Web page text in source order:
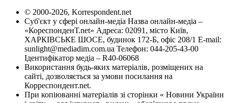
© 2000-2026, Korrespondent.net
Суб'єкт у сфері онлайн-медіа Назва онлайн-медіа –
«КореспонденТ.net» Адреса: 02091, місто Київ,
ХАРКІВСЬКЕ ШОСЕ, будинок 172-Б, офіс 208/1 E-mail:
sunlight@mediadim.com.ua Телефон: 044-205-43-00
Ідентифікатор медіа – R40-06068
Використання будь-яких матеріалів, розміщених на
сайті, дозволяється за умови посилання на
Корреспондент.net.
При копіюванні матеріалів зі сторінки « Новини України